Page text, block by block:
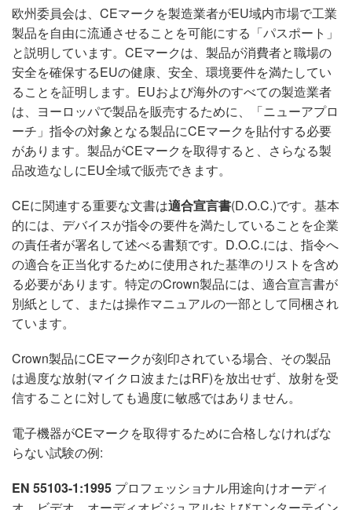
欧州委員会は、CEマークを製造業者がEU域内市場で工業
製品を自由に流通させることを可能にする「パスポート」
と説明しています。CEマークは、製品が消費者と職場の
安全を確保するEUの健康、安全、環境要件を満たしてい
ることを証明します。EUおよび海外のすべての製造業者
は、ヨーロッパで製品を販売するために、「ニューアプロ
ーチ」指令の対象となる製品にCEマークを貼付する必要
があります。製品がCEマークを取得すると、さらなる製
品改造なしにEU全域で販売できます。
CEに関連する重要な文書は適合宣言書(D.O.C.)です。基本
的には、デバイスが指令の要件を満たしていることを企業
の責任者が署名して述べる書類です。D.O.C.には、指令へ
の適合を正当化するために使用された基準のリストを含め
る必要があります。特定のCrown製品には、適合宣言書が
別紙として、または操作マニュアルの一部として同梱され
ています。
Crown製品にCEマークが刻印されている場合、その製品
は過度な放射(マイクロ波またはRF)を放出せず、放射を受
信することに対しても過度に敏感ではありません。
電子機器がCEマークを取得するために合格しなければな
らない試験の例:
EN 55103-1:1995 プロフェッショナル用途向けオーディ